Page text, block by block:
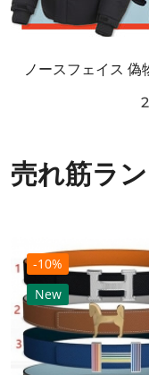
売れ筋ラ
-10%
New